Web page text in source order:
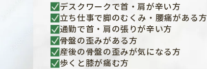
デスクワークで首・肩が辛い方
立ち仕事で脚のむくみ・腰痛がある方
通勤で首・肩の張りが辛い方
骨盤の歪みがある方
産後の骨盤の歪みが気になる方
歩くと膝が痛む方